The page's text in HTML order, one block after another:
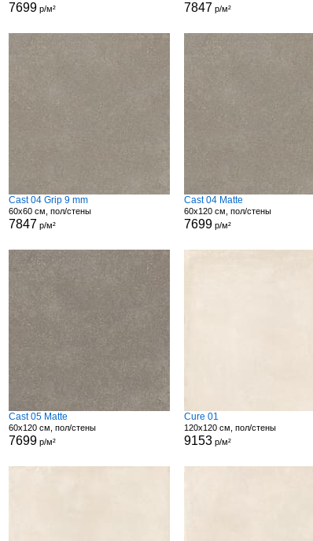
7699р/м² 7847 р/м²
Cast 04 Grip 9 mm
60x60 см, пол/стены
7847 р/м²
Cast 04 Matte
60x120 см, пол/стены
7699 р/м²
Cast 05 Matte
60x120 см, пол/стены
7699р/м²
Cure 01
120x120 см, пол/стены
9153 р/м²